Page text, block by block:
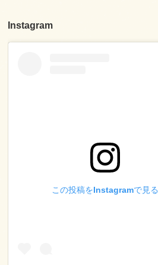
Instagram
この投稿をInstagramで見る